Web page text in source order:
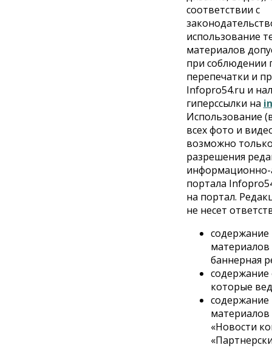
Искусственный интеллект впервые выписал штраф за
Продажи подержанных электромобилей в
Новосибирской области растут второй месяц
соответствии с
использование
материалов
при соблюдении
перепечатки и
Infopro54.ru и
гиперссылки на
Использование
всех фото и
возможно
разрешения
информационно-
портала
на портал.
не несет
материалов
баннерная
содержание
которые
содержание
материалов
«Новости